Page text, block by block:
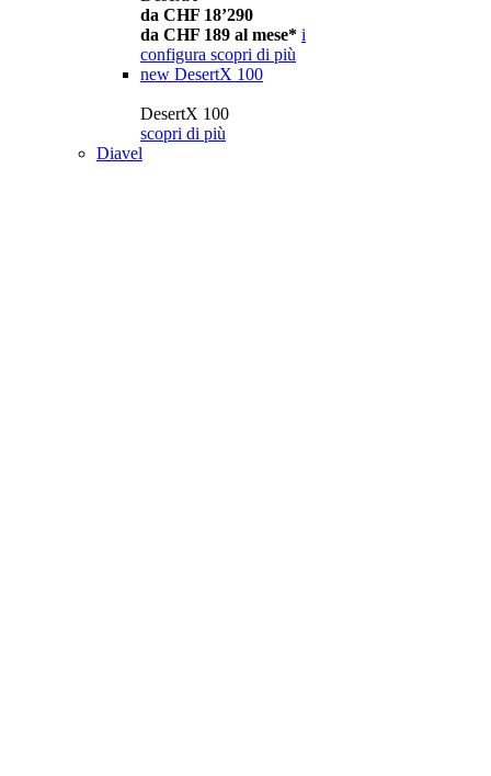
da CHF 18’290
da CHF 189 al mese* i
configura scopri di più
new DesertX 100
DesertX 100
scopri di più
Diavel